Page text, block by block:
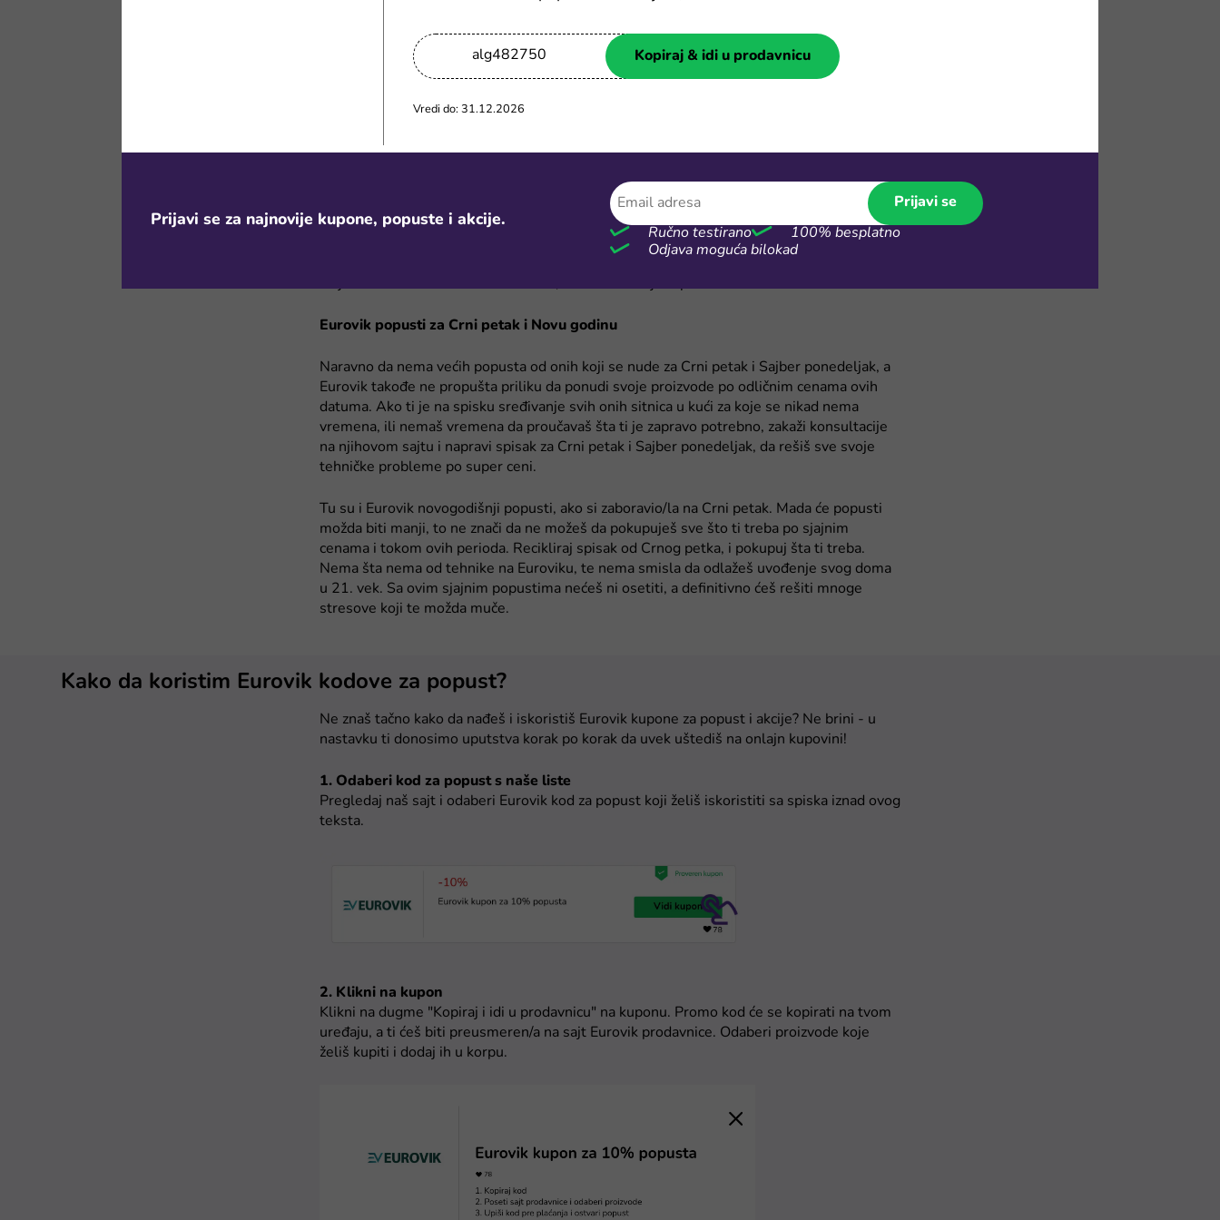
savetujemo da odeš na njihov sajt tokom jednog od ovih perioda.
Eurovik popusti za leto
svih potrepština sa ovog sajta. Brineš se da ostaviš svog ljubimca samog kad ideš na
Leto je idealna prilika i da odeš “van mreže” u slobodnom prevodu, i instaliraš solarne
panele na svoj krov, te zaboraviš na račune za struju. Tu su i protivpožarni alarmi koji će ti
Eurovik popusti za Crni petak i Novu godinu
Naravno da nema većih popusta od onih koji se nude za Crni petak i Sajber ponedeljak, a
Eurovik takođe ne propušta priliku da ponudi svoje proizvode po odličnim cenama ovih
datuma. Ako ti je na spisku sređivanje svih onih sitnica u kući za koje se nikad nema
vremena, ili nemaš vremena da proučavaš šta ti je zapravo potrebno, zakaži konsultacije
na njihovom sajtu i napravi spisak za Crni petak i Sajber ponedeljak, da rešiš sve svoje
tehničke probleme po super ceni.
Tu su i Eurovik novogodišnji popusti, ako si zaboravio/la na Crni petak. Mada će popusti
možda biti manji, to ne znači da ne možeš da pokupuješ sve što ti treba po sjajnim
cenama i tokom ovih perioda. Recikliraj spisak od Crnog petka, i pokupuj šta ti treba.
Nema šta nema od tehnike na Euroviku, te nema smisla da odlažeš uvođenje svog doma
u 21. vek. Sa ovim sjajnim popustima nećeš ni osetiti, a definitivno ćeš rešiti mnoge
stresove koji te možda muče.
Kako da koristim Eurovik kodove za popust?
Ne znaš tačno kako da nađeš i iskoristiš Eurovik kupone za popust i akcije? Ne brini - u
nastavku ti donosimo uputstva korak po korak da uvek uštediš na onlajn kupovini!
1. Odaberi kod za popust s naše liste
Pregledaj naš sajt i odaberi Eurovik kod za popust koji želiš iskoristiti sa spiska iznad ovog
teksta.
2. Klikni na kupon
Klikni na dugme "Kopiraj i idi u prodavnicu" na kuponu. Promo kod će se kopirati na tvom
uređaju, a ti ćeš biti preusmeren/a na sajt Eurovik prodavnice. Odaberi proizvode koje
želiš kupiti i dodaj ih u korpu.
alg482750 Kopiraj & idi u prodavnicu
Vredi do: 31.12.2026
Prijavi se za najnovije kupone, popuste i akcije.
Prijavi se
Ručno testirano
100% besplatno
Odjava moguća bilokad